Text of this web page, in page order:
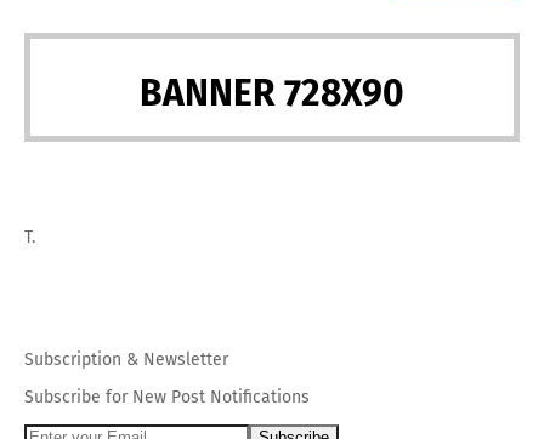
BANNER 728X90
T.
Subscription & Newsletter
Subscribe for New Post Notifications